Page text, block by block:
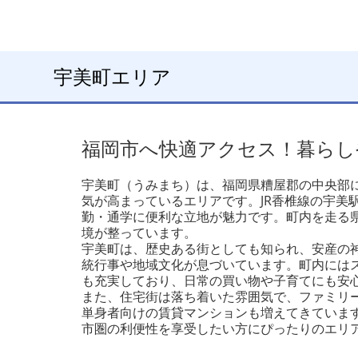
宇美町エリア
福岡市へ快適アクセス！暮ら
宇美町（うみまち）は、福岡県糟屋郡の中央
気が高まっているエリアです。JR香椎線の宇
勤・通学に便利な立地が魅力です。町内を走
境が整っています。
宇美町は、歴史ある街としても知られ、安産
統行事や地域文化が息づいています。町内に
も充実しており、日常の買い物や子育てにも安
また、住宅街は落ち着いた雰囲気で、ファミリ
単身者向けの賃貸マンションも増えてきてい
市圏の利便性を享受したい方にぴったりのエリ